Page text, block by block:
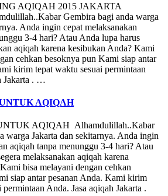
AQIQAH 2015 JAKARTA
Gembira bagi anda warga
Anda ingin cepat melaksanakan
3-4 hari? Atau Anda lupa harus
aqiqah karena kesibukan Anda? Kami
cehkan besoknya pun Kami siap antar
kirim tepat waktu sesuai permintaan
Jakarta . …
AQIQAH
AQIQAH Alhamdulillah..Kabar
warga Jakarta dan sekitarnya. Anda ingin
aqiqah tanpa menunggu 3-4 hari? Atau
melaksanakan aqiqah karena
bisa melayani dengan cehkan
siap antar pesanan Anda. Kami kirim
permintaan Anda. Jasa aqiqah Jakarta .